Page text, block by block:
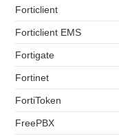
Forticlient
Forticlient EMS
Fortigate
Fortinet
FortiToken
FreePBX